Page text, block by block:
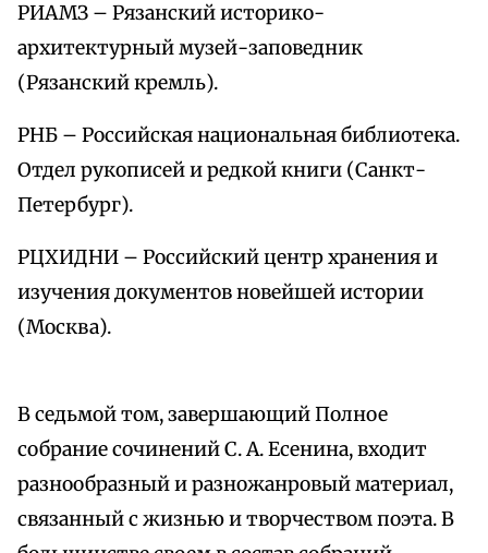
РИАМЗ – Рязанский историко-
архитектурный музей-заповедник
(Рязанский кремль).
РНБ – Российская национальная библиотека.
Отдел рукописей и редкой книги (Санкт-
Петербург).
РЦХИДНИ – Российский центр хранения и
изучения документов новейшей истории
(Москва).
В седьмой том, завершающий Полное
собрание сочинений С. А. Есенина, входит
разнообразный и разножанровый материал,
связанный с жизнью и творчеством поэта. В